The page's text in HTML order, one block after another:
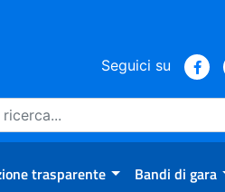
Seguici su
trasparente Bandi di gara